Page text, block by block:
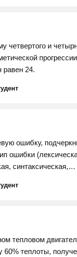
четвертого и
равен 24.
ошибку,
ошибки
синтаксическая,
1)полезная
провалилась в
было
спортсмены
тепловом
60% теплоты,